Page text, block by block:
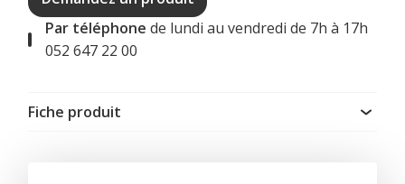
Par téléphone de lundi au vendredi de 7h à 17h
052 647 22 00
Fiche produit